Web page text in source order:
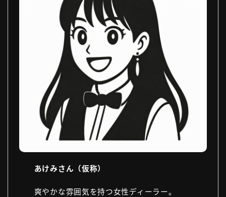
あけみさん（仮称）
爽やかな雰囲気を持つ女性ディーラー。